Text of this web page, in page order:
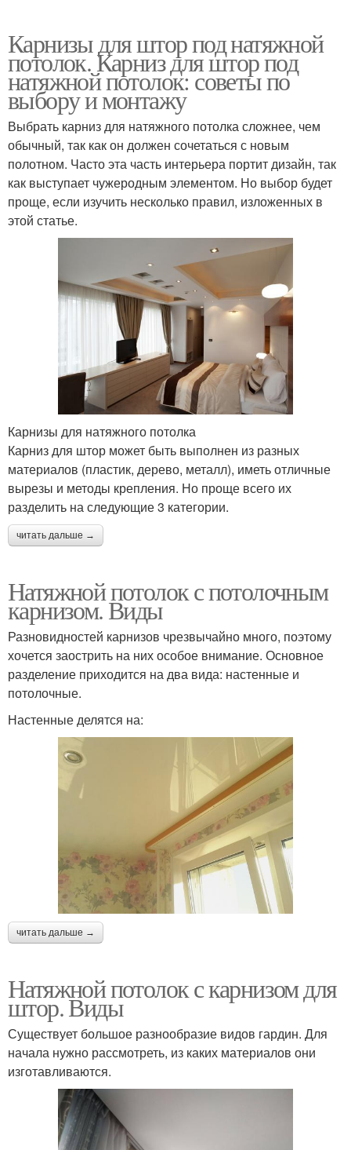
Карнизы для штор под натяжной
потолок. Карниз для штор под
натяжной потолок: советы по
выбору и монтажу
Выбрать карниз для натяжного потолка сложнее, чем
обычный, так как он должен сочетаться с новым
полотном. Часто эта часть интерьера портит дизайн, так
как выступает чужеродным элементом. Но выбор будет
проще, если изучить несколько правил, изложенных в
этой статье.
Карнизы для натяжного потолка
Карниз для штор может быть выполнен из разных
материалов (пластик, дерево, металл), иметь отличные
вырезы и методы крепления. Но проще всего их
разделить на следующие 3 категории.
читать дальше →
Натяжной потолок с потолочным
карнизом. Виды
Разновидностей карнизов чрезвычайно много, поэтому
хочется заострить на них особое внимание. Основное
разделение приходится на два вида: настенные и
потолочные.
Настенные делятся на:
читать дальше →
Натяжной потолок с карнизом для
штор. Виды
Существует большое разнообразие видов гардин. Для
начала нужно рассмотреть, из каких материалов они
изготавливаются.